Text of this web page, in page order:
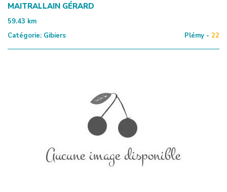
MAITRALLAIN GÉRARD
59.43 km
Catégorie: Gibiers Plémy - 22